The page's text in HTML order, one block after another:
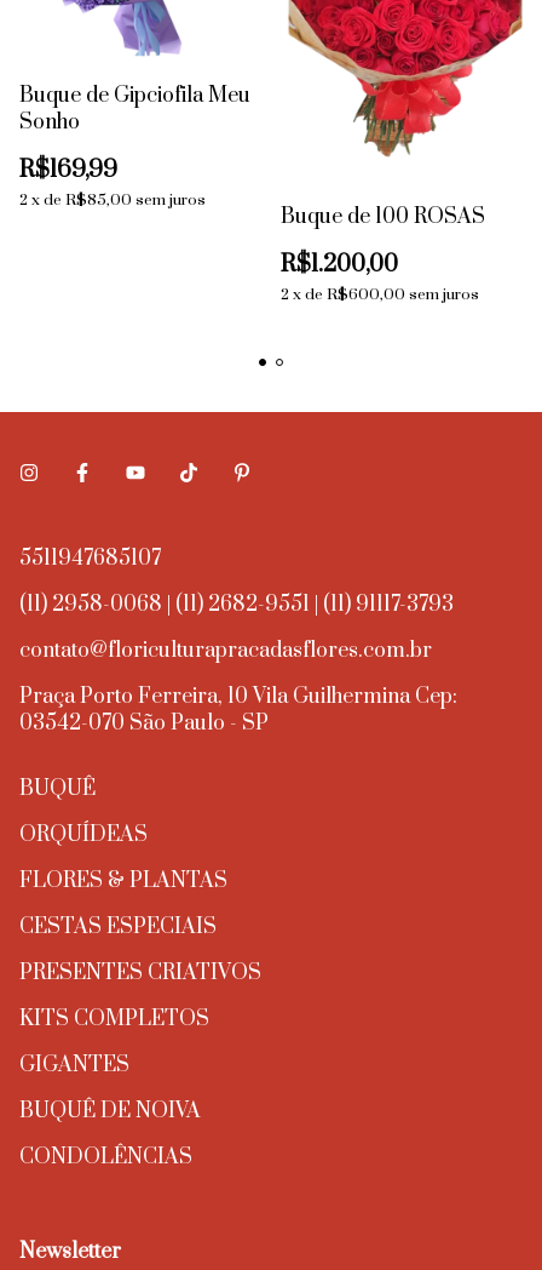
Buque de Gipciofila Meu
Sonho
R$169,99
2 xde R$85,00 sem juros
Buque de 100 ROSAS
R$1.200,00
2 xde R$600,00 sem juros
5511947685107
(11) 2958-0068 | (11) 2682-9551 | (11) 91117-3793
contato@floriculturapracadasflores.com.br
Praça Porto Ferreira, 10 Vila Guilhermina Cep:
03542-070 São Paulo - SP
BUQUÊ
ORQUÍDEAS
FLORES & PLANTAS
CESTAS ESPECIAIS
PRESENTES CRIATIVOS
KITS COMPLETOS
GIGANTES
BUQUÊ DE NOIVA
CONDOLÊNCIAS
Newsletter